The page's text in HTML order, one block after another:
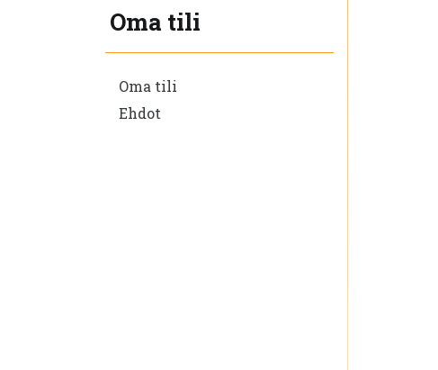
Oma tili
Oma tili
Ehdot